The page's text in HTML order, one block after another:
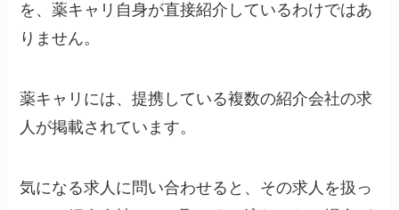
を、薬キャリ自身が直接紹介しているわけではあ
りません。
薬キャリには、提携している複数の紹介会社の求
人が掲載されています。
気になる求人に問い合わせると、その求人を扱っ